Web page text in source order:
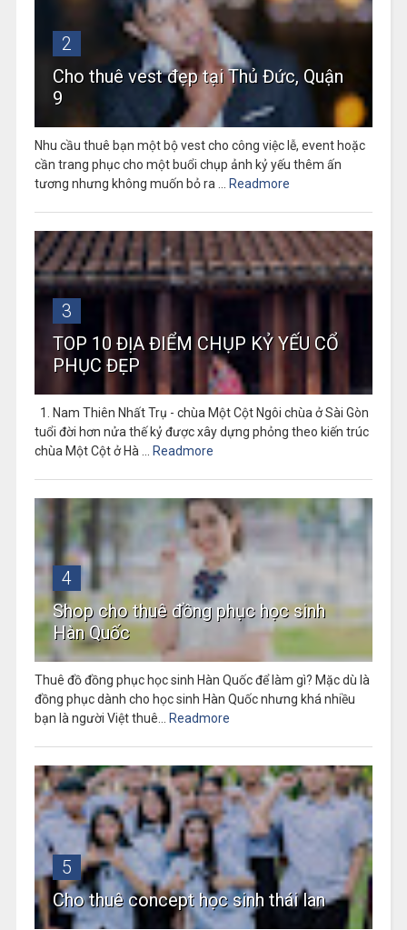
2
Cho thuê vest đẹp tại Thủ Đức, Quận
9
Nhu cầu thuê bạn một bộ vest cho công việc lễ, event hoặc
cần trang phục cho một buổi chụp ảnh kỷ yếu thêm ấn
tương nhưng không muốn bỏ ra ...
Readmore
3
TOP 10 ĐỊA ĐIỂM CHỤP KỶ YẾU CỔ
PHỤC ĐẸP
1. Nam Thiên Nhất Trụ - chùa Một Cột Ngôi chùa ở Sài Gòn
tuổi đời hơn nửa thế kỷ được xây dựng phỏng theo kiến trúc
chùa Một Cột ở Hà ...
Readmore
4
Shop cho thuê đồng phục học sinh
Hàn Quốc
Thuê đồ đồng phục học sinh Hàn Quốc để làm gì? Mặc dù là
đồng phục dành cho học sinh Hàn Quốc nhưng khá nhiều
bạn là người Việt thuê...
Readmore
5
Cho thuê concept học sinh thái lan